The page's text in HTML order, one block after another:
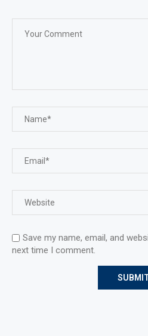
Save my name, email, and
next time I comment.